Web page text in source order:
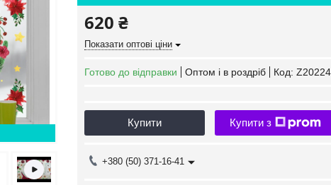
620 ₴
Показати оптові ціни
Готово до відправки Оптом і в роздріб Код:
Купити Купити з
+380 (50) 371-16-41